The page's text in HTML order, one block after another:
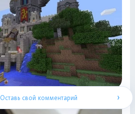
Оставь свой комментарий ›